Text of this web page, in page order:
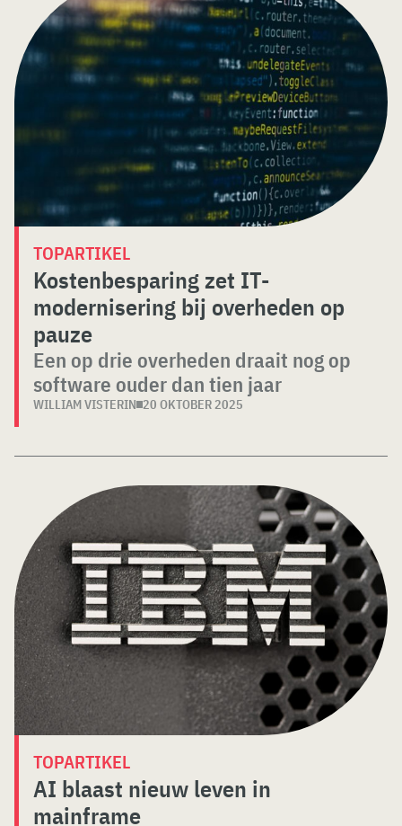
TOPARTIKEL
Kostenbesparing zet IT-
modernisering bij overheden op
pauze
Een op drie overheden draait nog op
software ouder dan tien jaar
WILLIAM VISTERIN 20 OKTOBER 2025
TOPARTIKEL
AI blaast nieuw leven in
mainframe